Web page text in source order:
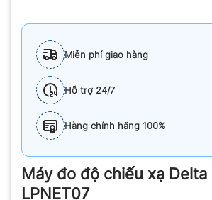
Miễn phí giao hàng
Hỗ trợ 24/7
Hàng chính hãng 100%
Máy đo độ chiếu xạ Delta
LPNET07